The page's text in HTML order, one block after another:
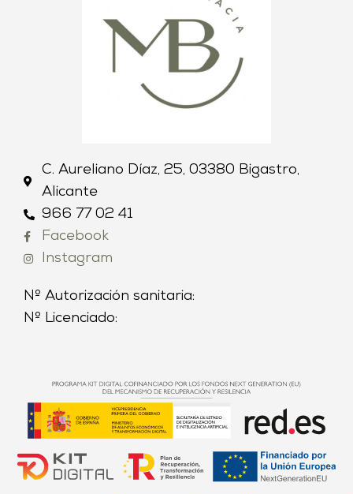
C. Aureliano Díaz, 25, 03380 Bigastro,
Alicante
966 77 02 41
Facebook
Instagram
Nº Autorización sanitaria:
Nº Licenciado: